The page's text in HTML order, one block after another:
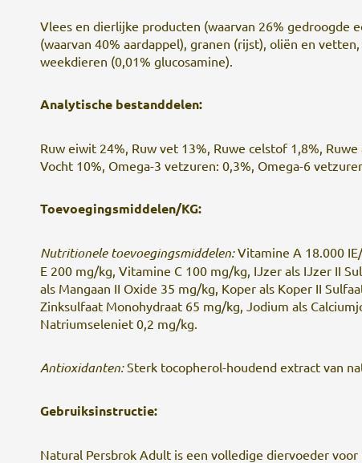
Vlees en dierlijke producten (waarvan 26% gedroogde
(waarvan 40% aardappel), granen (rijst), oliën en
weekdieren (0,01% glucosamine).
Analytische bestanddelen:
Ruw eiwit 24%, Ruw vet 13%, Ruwe celstof 1,8%,
Vocht 10%, Omega-3 vetzuren: 0,3%, Omega-6
Toevoegingsmiddelen/KG:
Nutritionele toevoegingsmiddelen:Vitamine A 18.000
E 200 mg/kg, Vitamine C 100 mg/kg, IJzer als IJzer II
als Mangaan II Oxide 35 mg/kg, Koper als Koper II
Zinksulfaat Monohydraat 65 mg/kg, Jodium als
Natriumseleniet 0,2 mg/kg.
Antioxidanten:Sterk tocopherol-houdend extract van
Gebruiksinstructie:
Natural Persbrok Adult is een volledige diervoeder